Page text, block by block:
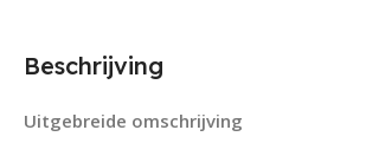
Beschrijving
Uitgebreide omschrijving